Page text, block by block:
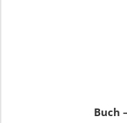
Buch